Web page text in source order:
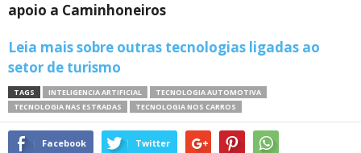
apoio a Caminhoneiros
Leia mais sobre outras tecnologias ligadas ao
setor de turismo
TAGS INTELIGENCIA ARTIFICIAL
TECNOLOGIA AUTOMOTIVA
TECNOLOGIA NAS ESTRADAS
TECNOLOGIA NOS CARROS
Facebook Twitter